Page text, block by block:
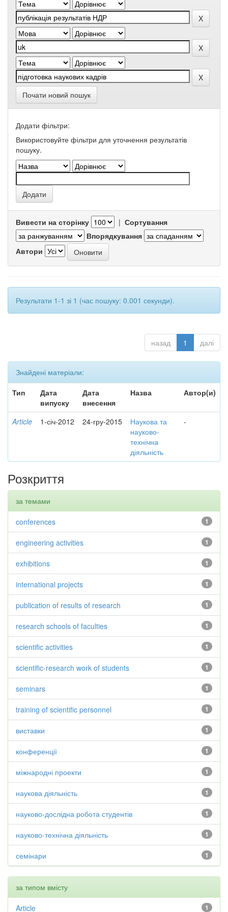
Почати новий пошук
Додати фільтри:
Використовуйте фільтри для уточнення результатів
пошуку.
Вивести на сторінку | Сортування
Впорядкування
Автори
Результати 1-1 зі 1 (час пошуку: 0.001 секунди).
назад 1 далі
Знайдені матеріали:
Тип
Дата
випуску
Дата
внесення
Назва Автор(и)
Article 1-січ-2012 24-гру-2015
Наукова та
науково-
технічна
діяльність
-
Розкриття
за темами
1
conferences
1
engineering activities
1
exhibitions
1
international projects
1
publication of results of research
1
research schools of faculties
1
scientific activities
1
scientific-research work of students
1
seminars
1
training of scientific personnel
1
виставки
1
конференції
1
міжнародні проекти
1
наукова діяльність
1
науково-дослідна робота студентів
1
науково-технічна діяльність
1
семінари
за типом вмісту
1
Article